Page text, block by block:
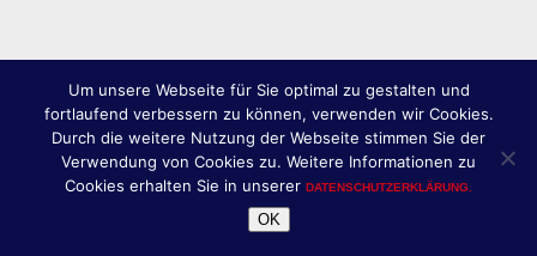
Um unsere Webseite für Sie optimal zu gestalten und
fortlaufend verbessern zu können, verwenden wir Cookies.
Durch die weitere Nutzung der Webseite stimmen Sie der
Verwendung von Cookies zu. Weitere Informationen zu
Cookies erhalten Sie in unserer DATENSCHUTZERKLÄRUNG.
OK